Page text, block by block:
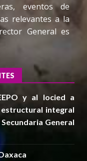
eventos de
relevantes a la
General es
y al Iocied a
estructural integral
General